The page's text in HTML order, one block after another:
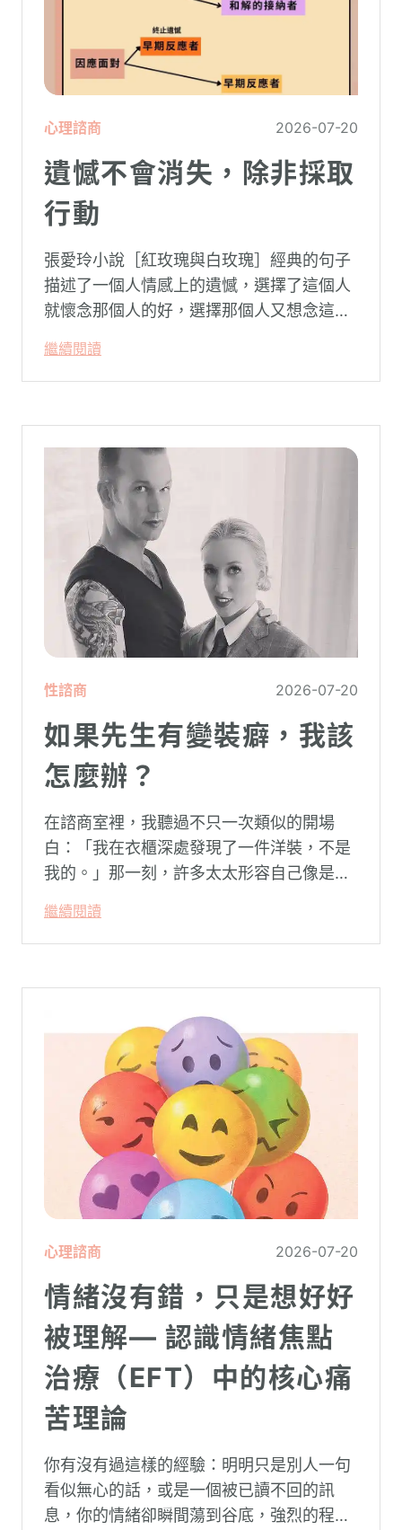
心理諮商 2026-07-20
遺憾不會消失，除非採取
行動
張愛玲小說［紅玫瑰與白玫瑰］經典的句子
描述了一個人情感上的遺憾，選擇了這個人
就懷念那個人的好，選擇那個人又想念這個
繼續閱讀
性諮商 2026-07-20
如果先生有變裝癖，我該
怎麼辦？
在諮商室裡，我聽過不只一次類似的開場
白：「我在衣櫃深處發現了一件洋裝，不是
我的。」那一刻，許多太太形容自己像是踩
陌生。
繼續閱讀
心理諮商 2026-07-20
情緒沒有錯，只是想好好
被理解— 認識情緒焦點
治療（EFT）中的核心痛
苦理論
你有沒有過這樣的經驗：明明只是別人一句
看似無心的話，或是一個被已讀不回的訊
息，你的情緒卻瞬間蕩到谷底，強烈的程度